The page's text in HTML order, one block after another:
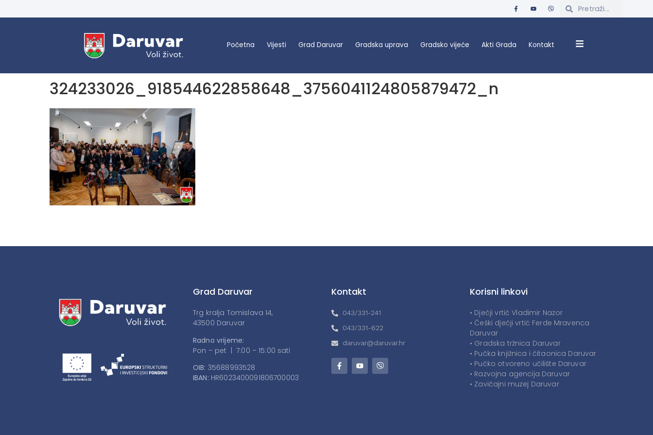
Početna Vijesti Grad Daruvar Gradska uprava Gradsko vijeće Akti Grada Kontakt
324233026_918544622858648_3756041124805879472_n
Grad Daruvar
Trg kralja Tomislava 14,
43500 Daruvar
Radno vrijeme:
Pon – pet | 7:00 – 15:00 sati
OIB: 35688993528
IBAN: HR6023400091806700003
Kontakt
043/331-241
043/331-622
daruvar@daruvar.hr
Korisni linkovi
• Dječji vrtić Vladimir Nazor
• Češki dječji vrtić Ferde Mravenca
Daruvar
• Gradska tržnica Daruvar
• Pučka knjižnica i čitaonica Daruvar
• Pučko otvoreno učilište Daruvar
• Razvojna agencija Daruvar
• Zavičajni muzej Daruvar